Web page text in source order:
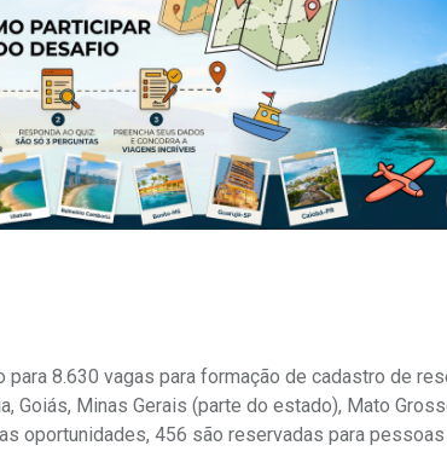
8.630 vagas para formação de cadastro de
Goiás, Minas Gerais (parte do estado), Mato
oportunidades, 456 são reservadas para